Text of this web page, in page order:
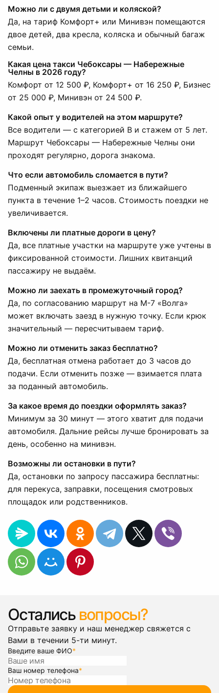
Можно ли с двумя детьми и коляской?
Да, на тариф Комфорт+ или Минивэн помещаются
двое детей, два кресла, коляска и обычный багаж
семьи.
Какая цена такси Чебоксары — Набережные
Челны в 2026 году?
Комфорт от 12 500 ₽, Комфорт+ от 16 250 ₽, Бизнес
от 25 000 ₽, Минивэн от 24 500 ₽.
Какой опыт у водителей на этом маршруте?
Все водители — с категорией B и стажем от 5 лет.
Маршрут Чебоксары — Набережные Челны они
проходят регулярно, дорога знакома.
Что если автомобиль сломается в пути?
Подменный экипаж выезжает из ближайшего
пункта в течение 1–2 часов. Стоимость поездки не
увеличивается.
Включены ли платные дороги в цену?
Да, все платные участки на маршруте уже учтены в
фиксированной стоимости. Лишних квитанций
пассажиру не выдаём.
Можно ли заехать в промежуточный город?
Да, по согласованию маршрут на М-7 «Волга»
может включать заезд в нужную точку. Если крюк
значительный — пересчитываем тариф.
Можно ли отменить заказ бесплатно?
Да, бесплатная отмена работает до 3 часов до
подачи. Если отменить позже — взимается плата
за поданный автомобиль.
За какое время до поездки оформлять заказ?
Минимум за 30 минут — этого хватит для подачи
автомобиля. Дальние рейсы лучше бронировать за
день, особенно на минивэн.
Возможны ли остановки в пути?
Да, остановки по запросу пассажира бесплатны:
для перекуса, заправки, посещения смотровых
площадок или родственников.
Остались вопросы?
Отправьте заявку и наш менеджер свяжется с
Вами в течении 5-ти минут.
Введите ваше ФИО*
Ваш номер телефона*